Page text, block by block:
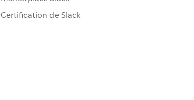
Certification de Slack